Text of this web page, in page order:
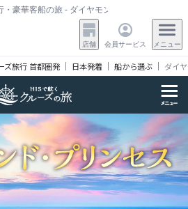
豪華客船の旅 - ダイヤモンド・プリンセス
店舗 会員サービス メニュー
ズ旅行 首都圏発 日本発着 船から選ぶ ダイ